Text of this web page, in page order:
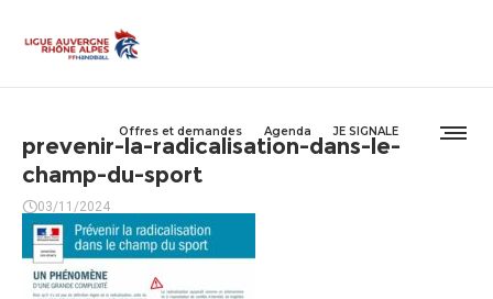
Offres et demandes Agenda JE SIGNALE
prevenir-la-radicalisation-dans-le-
champ-du-sport
03/11/2024